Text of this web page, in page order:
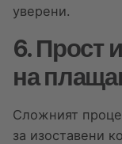
уверени.
6. Прост
на
Сложният
за изоставени